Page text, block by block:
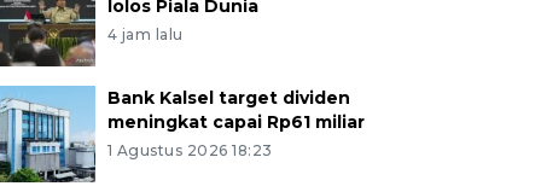
lolos Piala Dunia
4 jam lalu
Bank Kalsel target dividen
meningkat capai Rp61 miliar
1 Agustus 2026 18:23